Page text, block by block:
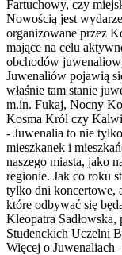
Fartuchowy, czy
Nowością jest
organizowane przez
mające na celu
obchodów
Juwenaliów pojawią
właśnie tam stanie
m.in. Fukaj, Nocny
Kosma Król czy
- Juwenalia to nie
mieszkanek i
naszego miasta, jako
regionie. Jak co roku
tylko dni koncertowe,
które odbywać się
Kleopatra
Studenckich Uczelni
Więcej o Juwenaliach